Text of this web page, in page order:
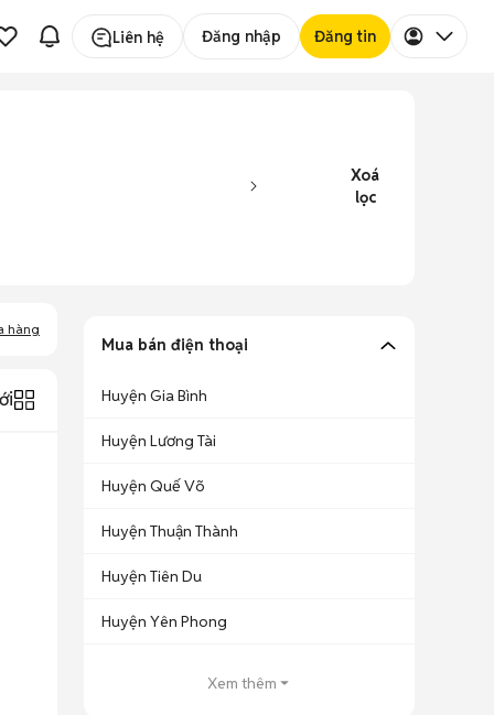
Liên hệ Đăng nhập Đăng tin
Xoá
lọc
hàng
Mua bán điện thoại
Huyện Gia Bình
Huyện Lương Tài
Huyện Quế Võ
Huyện Thuận Thành
Huyện Tiên Du
Huyện Yên Phong
Xem thêm